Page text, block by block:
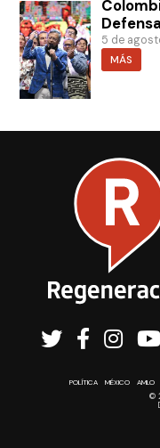
5 de
MÁS
POLÍTICA MÉXICO AMLO
©